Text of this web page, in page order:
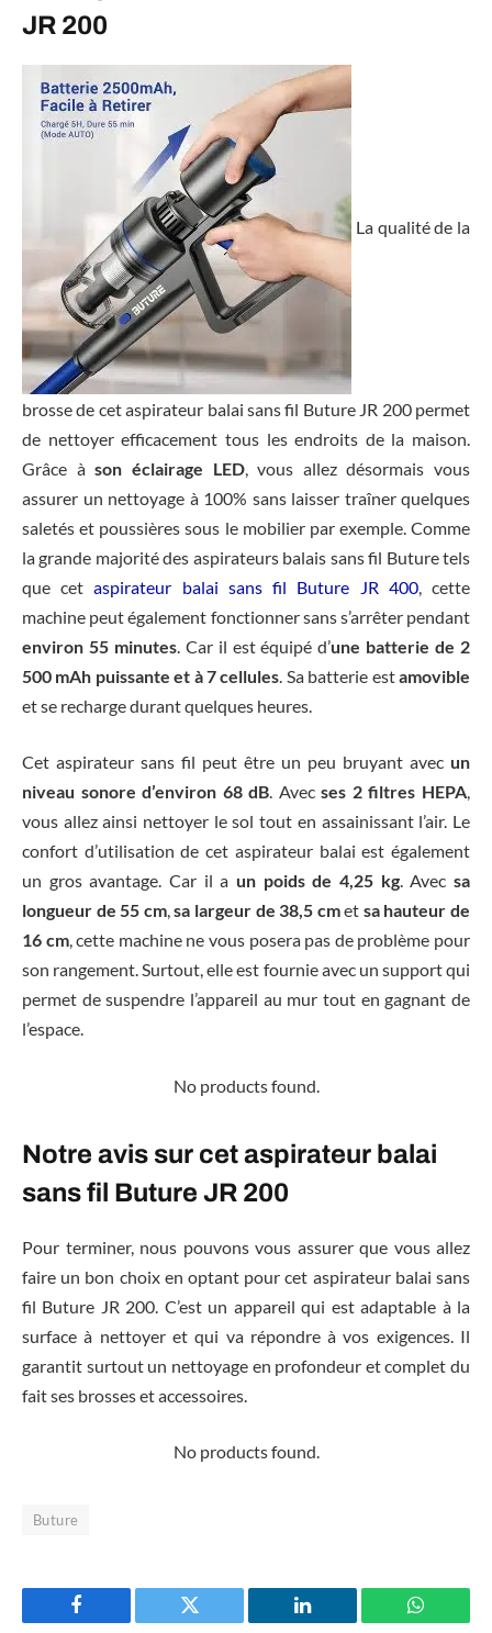
JR 200
La qualité de la
brosse de cet aspirateur balai sans fil Buture JR 200 permet
de nettoyer efficacement tous les endroits de la maison.
Grâce àson éclairage LED, vous allez désormais vous
assurer un nettoyage à 100% sans laisser traîner quelques
saletés et poussières sous le mobilier par exemple. Comme
la grande majorité des aspirateurs balais sans fil Buture tels
que cetaspirateur balai sans fil Buture JR 400, cette
machine peut également fonctionner sans s’arrêter pendant
environ 55 minutes. Car il est équipé d’une batterie de 2
500 mAh puissante et à 7 cellules . Sa batterie estamovible
et se recharge durant quelques heures.
Cet aspirateur sans fil peut être un peu bruyant avec un
niveau sonore d’environ 68 dB. Avecses 2 filtres HEPA,
vous allez ainsi nettoyer le sol tout en assainissant l’air. Le
confort d’utilisation de cet aspirateur balai est également
un gros avantage. Car il a un poids de 4,25 kg. Avecsa
longueur de 55 cm,sa largeur de 38,5 cmet sa hauteur de
16 cm, cette machine ne vous posera pas de problème pour
son rangement. Surtout, elle est fournie avec un support qui
permet de suspendre l’appareil au mur tout en gagnant de
l’espace.
No products found.
Notre avis sur cet aspirateur balai
sans fil Buture JR 200
Pour terminer, nous pouvons vous assurer que vous allez
faire un bon choix en optant pour cet aspirateur balai sans
fil Buture JR 200. C’est un appareil qui est adaptable à la
surface à nettoyer et qui va répondre à vos exigences. Il
garantit surtout un nettoyage en profondeur et complet du
fait ses brosses et accessoires.
No products found.
Buture
Facebook Twitter LinkedIn